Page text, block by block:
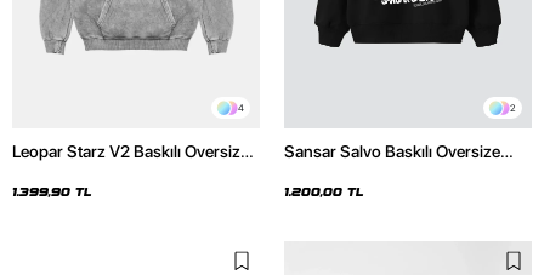
4
Leopar Starz V2 Baskılı Oversize
Hoodie
1.399,90 TL
2
Sansar Salvo Baskılı Oversize
1.200,00 TL